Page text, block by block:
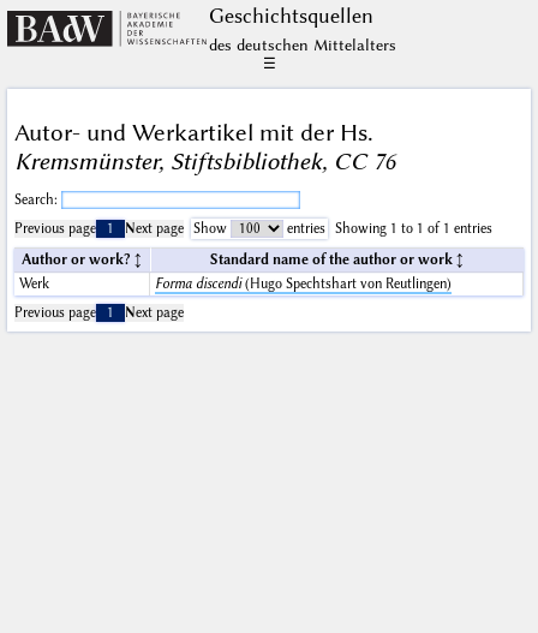
Geschichts­quellen
des deutschen Mittelalters
☰
Autor- und Werkartikel mit der Hs.
Kremsmünster, Stiftsbibliothek, CC 76
Search:
Previous page
1 Next page Show entries
Showing 1 to 1 of 1 entries
Author or work?
Standard name of the author or work
Werk
Forma discendi(Hugo Spechtshart von Reutlingen)
Previous page
1 Next page